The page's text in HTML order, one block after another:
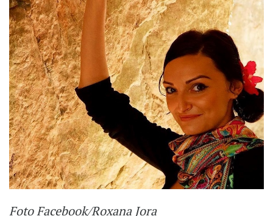
Foto Facebook/Roxana Jora